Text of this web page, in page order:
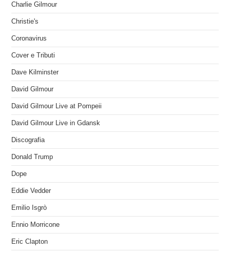
Charlie Gilmour
Christie's
Coronavirus
Cover e Tributi
Dave Kilminster
David Gilmour
David Gilmour Live at Pompeii
David Gilmour Live in Gdansk
Discografia
Donald Trump
Dope
Eddie Vedder
Emilio Isgrò
Ennio Morricone
Eric Clapton